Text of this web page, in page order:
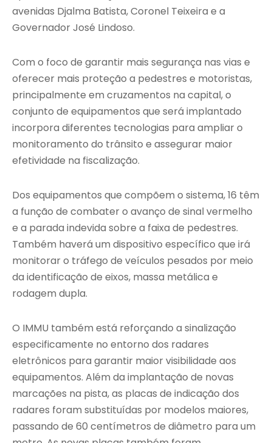
avenidas Djalma Batista, Coronel Teixeira e a
Governador José Lindoso.
Com o foco de garantir mais segurança nas vias e
oferecer mais proteção a pedestres e motoristas,
principalmente em cruzamentos na capital, o
conjunto de equipamentos que será implantado
incorpora diferentes tecnologias para ampliar o
monitoramento do trânsito e assegurar maior
efetividade na fiscalização.
Dos equipamentos que compõem o sistema, 16 têm
a função de combater o avanço de sinal vermelho
e a parada indevida sobre a faixa de pedestres.
Também haverá um dispositivo específico que irá
monitorar o tráfego de veículos pesados por meio
da identificação de eixos, massa metálica e
rodagem dupla.
O IMMU também está reforçando a sinalização
especificamente no entorno dos radares
eletrônicos para garantir maior visibilidade aos
equipamentos. Além da implantação de novas
marcações na pista, as placas de indicação dos
radares foram substituídas por modelos maiores,
passando de 60 centímetros de diâmetro para um